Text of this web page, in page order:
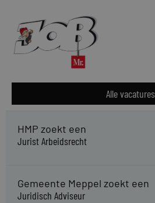
Alle vacatures
HMP zoekt een
Jurist Arbeidsrecht
Gemeente Meppel zoekt een
Juridisch Adviseur